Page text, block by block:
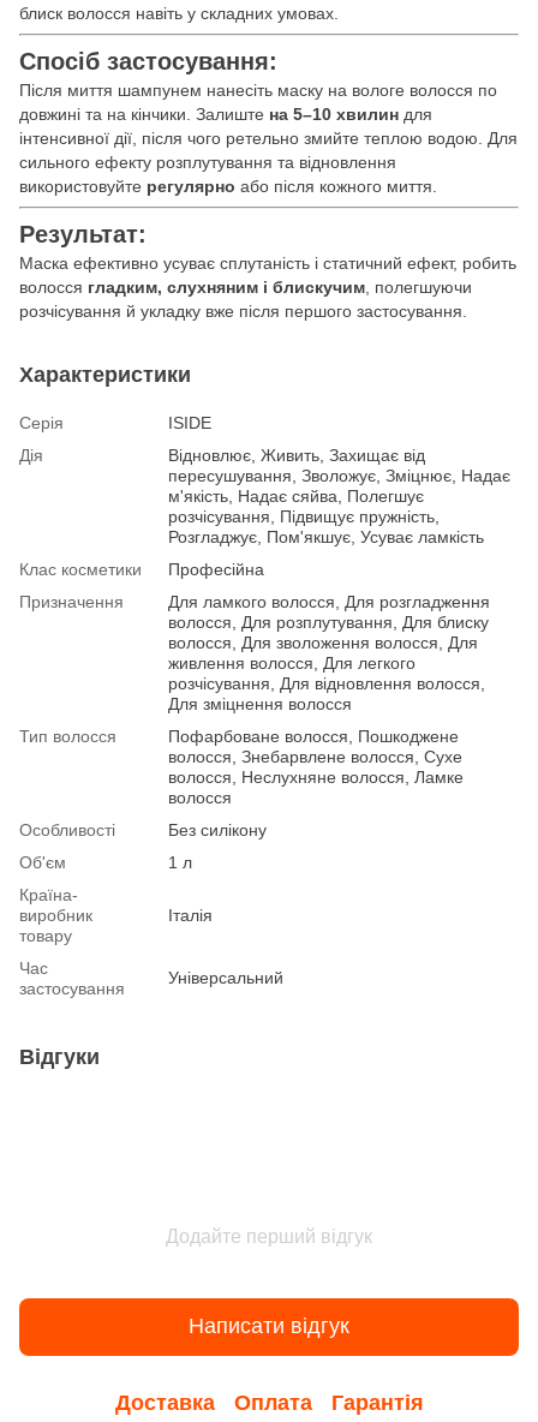
блиск волосся навіть у складних умовах.
Спосіб застосування:
Після миття шампунем нанесіть маску на вологе волосся по
довжині та на кінчики. Залиште на 5–10 хвилин для
інтенсивної дії, після чого ретельно змийте теплою водою. Для
сильного ефекту розплутування та відновлення
використовуйте регулярно або після кожного миття.
Результат:
Маска ефективно усуває сплутаність і статичний ефект, робить
волосся гладким, слухняним і блискучим , полегшуючи
розчісування й укладку вже після першого застосування.
Характеристики
Серія
ISIDE
Дія
Відновлює, Живить, Захищає від
пересушування, Зволожує, Зміцнює, Надає
м'якість, Надає сяйва, Полегшує
розчісування, Підвищує пружність,
Розгладжує, Пом'якшує, Усуває ламкість
Клас косметики
Професійна
Призначення
Для ламкого волосся, Для розгладження
волосся, Для розплутування, Для блиску
волосся, Для зволоження волосся, Для
живлення волосся, Для легкого
розчісування, Для відновлення волосся,
Для зміцнення волосся
Тип волосся
Пофарбоване волосся, Пошкоджене
волосся, Знебарвлене волосся, Сухе
волосся, Неслухняне волосся, Ламке
волосся
Особливості
Без силікону
Об'єм
1 л
Країна-
виробник
товару
Італія
Час
застосування
Універсальний
Відгуки
Додайте перший відгук
Написати відгук
Доставка Оплата Гарантія